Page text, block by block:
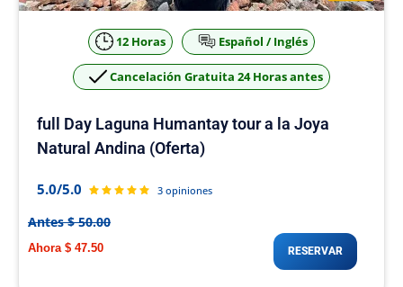
12 Horas Español / Inglés
Cancelación Gratuita 24 Horas antes
full Day Laguna Humantay tour a la Joya
Natural Andina (Oferta)
5.0/5.0 3 opiniones
Antes $ 50.00
Ahora $ 47.50 RESERVAR